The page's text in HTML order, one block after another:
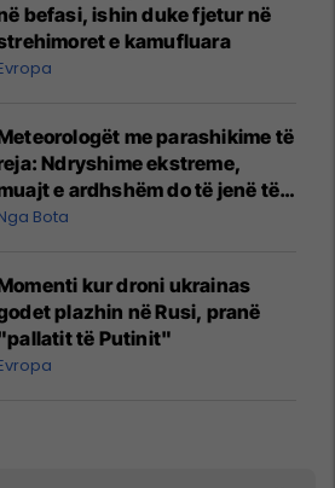
befasi, ishin duke fjetur në
e kamufluara
me parashikime të
Ndryshime ekstreme,
e ardhshëm do të jenë të
Bota
kur droni ukrainas
plazhin në Rusi, pranë
të Putinit"